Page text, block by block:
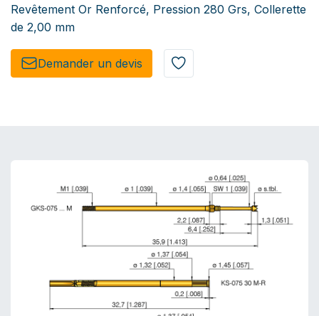
Revêtement Or Renforcé, Pression 280 Grs, Collerette
de 2,00 mm
Demander un de​​vis​​